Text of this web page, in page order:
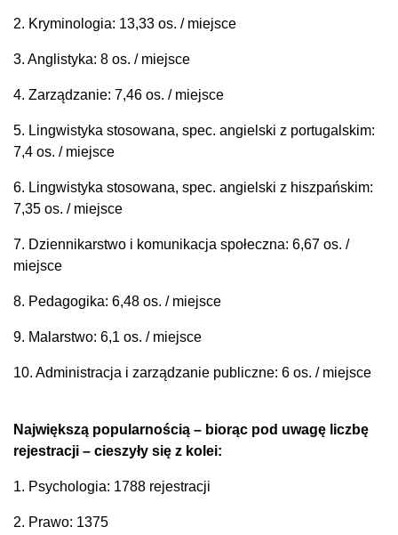
2. Kryminologia: 13,33 os. / miejsce
3. Anglistyka: 8 os. / miejsce
4. Zarządzanie: 7,46 os. / miejsce
5. Lingwistyka stosowana, spec. angielski z portugalskim:
7,4 os. / miejsce
6. Lingwistyka stosowana, spec. angielski z hiszpańskim:
7,35 os. / miejsce
7. Dziennikarstwo i komunikacja społeczna: 6,67 os. /
miejsce
8. Pedagogika: 6,48 os. / miejsce
9. Malarstwo: 6,1 os. / miejsce
10. Administracja i zarządzanie publiczne: 6 os. / miejsce
Największą popularnością – biorąc pod uwagę liczbę
rejestracji – cieszyły się z kolei:
1. Psychologia: 1788 rejestracji
2. Prawo: 1375